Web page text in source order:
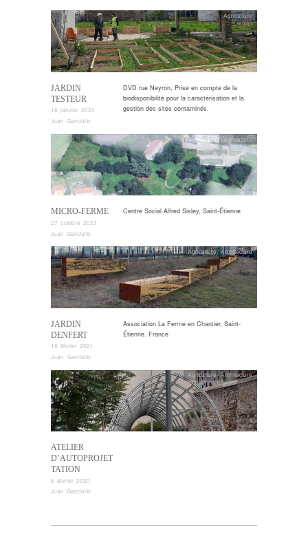
JARDIN
TESTEUR
16 janvier 2024
Juan Gandulfo
Agriculture
DVD rue Neyron, Prise en compte de la
biodisponibilité pour la caractérisation et la
gestion des sites contaminés.
MICRO-FERME
27 octobre 2023
Juan Gandulfo
Agriculture
Centre Social Alfred Sisley, Saint-Étienne
JARDIN
DENFERT
18 février 2021
Juan Gandulfo
Agriculture,Architecture
Association La Ferme en Chantier, Saint-
Étienne. France
ATELIER
D’AUTOPROJET
TATION
6 février 2020
Juan Gandulfo
Agriculture,Architecture